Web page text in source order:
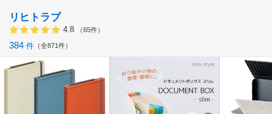
リヒトラブ
4.8 （65件）
384 件 全871件